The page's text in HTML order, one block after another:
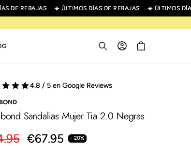
DE REBAJAS ☀️ ÚLTIMOS DÍAS DE REBAJAS ☀️ ÚLTIMOS DÍAS
Iniciar
sesión
Carrito
4.8 / 5 en Google Reviews
Sandalias Mujer Tia 2.0 Negras
Precio
€67.95 - 20%